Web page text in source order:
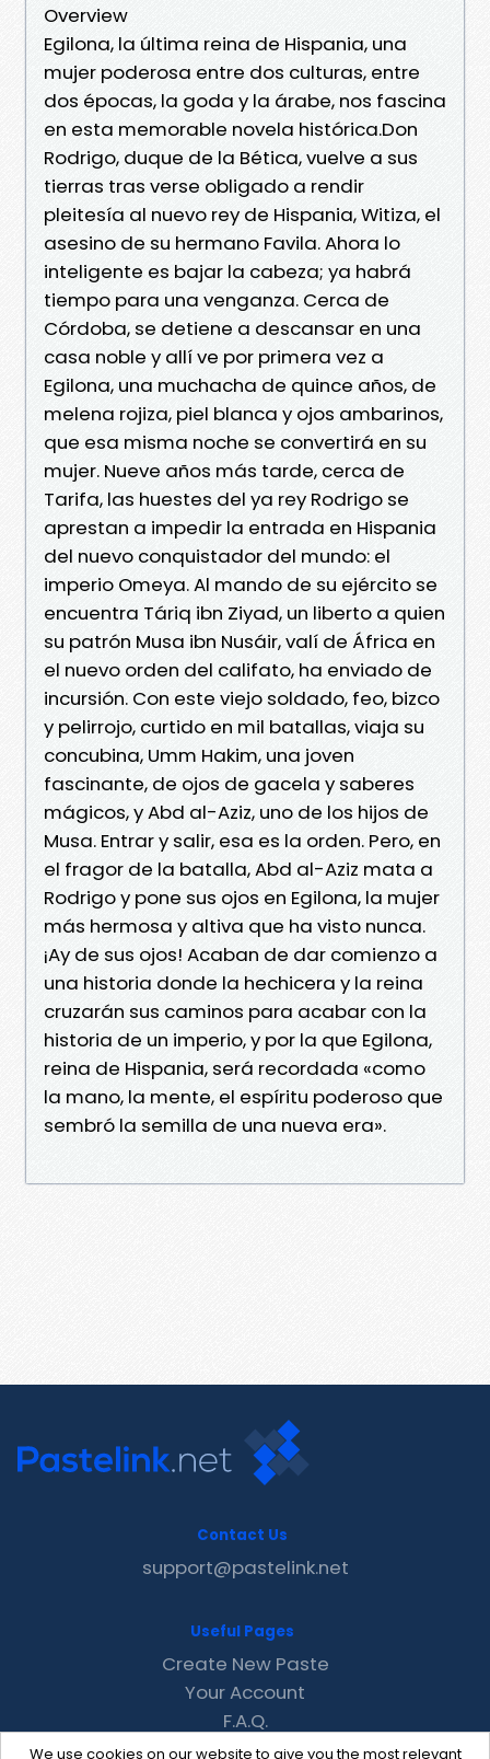
Overview
Egilona, la última reina de Hispania, una
mujer poderosa entre dos culturas, entre
dos épocas, la goda y la árabe, nos fascina
en esta memorable novela histórica.Don
Rodrigo, duque de la Bética, vuelve a sus
tierras tras verse obligado a rendir
pleitesía al nuevo rey de Hispania, Witiza, el
asesino de su hermano Favila. Ahora lo
inteligente es bajar la cabeza; ya habrá
tiempo para una venganza. Cerca de
Córdoba, se detiene a descansar en una
casa noble y allí ve por primera vez a
Egilona, una muchacha de quince años, de
melena rojiza, piel blanca y ojos ambarinos,
que esa misma noche se convertirá en su
mujer. Nueve años más tarde, cerca de
Tarifa, las huestes del ya rey Rodrigo se
aprestan a impedir la entrada en Hispania
del nuevo conquistador del mundo: el
imperio Omeya. Al mando de su ejército se
encuentra Táriq ibn Ziyad, un liberto a quien
su patrón Musa ibn Nusáir, valí de África en
el nuevo orden del califato, ha enviado de
incursión. Con este viejo soldado, feo, bizco
y pelirrojo, curtido en mil batallas, viaja su
concubina, Umm Hakim, una joven
fascinante, de ojos de gacela y saberes
mágicos, y Abd al-Aziz, uno de los hijos de
Musa. Entrar y salir, esa es la orden. Pero, en
el fragor de la batalla, Abd al-Aziz mata a
Rodrigo y pone sus ojos en Egilona, la mujer
más hermosa y altiva que ha visto nunca.
¡Ay de sus ojos! Acaban de dar comienzo a
una historia donde la hechicera y la reina
cruzarán sus caminos para acabar con la
historia de un imperio, y por la que Egilona,
reina de Hispania, será recordada «como
la mano, la mente, el espíritu poderoso que
sembró la semilla de una nueva era».
We use cookies on our website to give you the most relevant
Contact Us
support@pastelink.net
Useful Pages
Create New Paste
Your Account
F.A.Q.
Recent